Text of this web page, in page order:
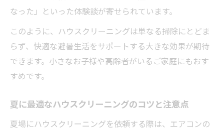
なった」といった体験談が寄せられています。
このように、ハウスクリーニングは単なる掃除にとどま
らず、快適な避暑生活をサポートする大きな効果が期待
できます。小さなお子様や高齢者がいるご家庭にもおす
すめです。
夏に最適なハウスクリーニングのコツと注意点
夏場にハウスクリーニングを依頼する際は、エアコンの